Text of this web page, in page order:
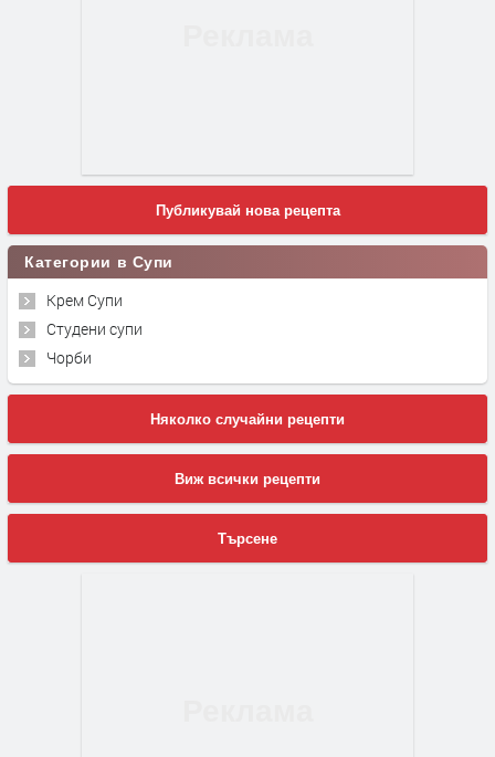
Публикувай нова рецепта
Категории в Супи
Крем Супи
Студени супи
Чорби
Няколко случайни рецепти
Виж всички рецепти
Търсене